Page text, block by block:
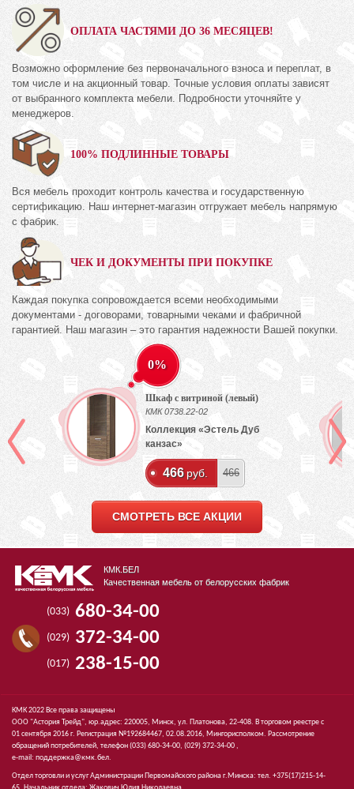
ОПЛАТА ЧАСТЯМИ ДО 36 МЕСЯЦЕВ!
Возможно оформление без первоначального взноса и переплат, в
том числе и на акционный товар. Точные условия оплаты зависят
от выбранного комплекта мебели. Подробности уточняйте у
менеджеров.
100% ПОДЛИННЫЕ ТОВАРЫ
Вся мебель проходит контроль качества и государственную
сертификацию. Наш интернет-магазин отгружает мебель напрямую
с фабрик.
ЧЕК И ДОКУМЕНТЫ ПРИ ПОКУПКЕ
Каждая покупка сопровождается всеми необходимыми
документами - договорами, товарными чеками и фабричной
гарантией. Наш магазин – это гарантия надежности Вашей покупки.
0%
Шкаф с витриной (левый)
КМК 0738.22-02
Коллекция «Эстель Дуб
канзас»
466 руб. 466
СМОТРЕТЬ ВСЕ АКЦИИ
КМК.БЕЛ
Качественная мебель от белорусских фабрик
(033) 680-34-00
(029) 372-34-00
(017) 238-15-00
КМК 2022 Все права защищены
ООО "Астория Трейд", юр.адрес: 220005, Минск, ул. Платонова, 22-408. В торговом реестре с
01 сентября 2016 г. Регистрация №192684467, 02.08.2016, Мингорисполком. Рассмотрение
обращений потребителей, телефон(033)680-34-00, (029)372-34-00 ,
e-mail: поддержка@кмк.бел.
Отдел торговли и услуг Администрации Первомайского района г.Минска: тел. +375(17)215-14-